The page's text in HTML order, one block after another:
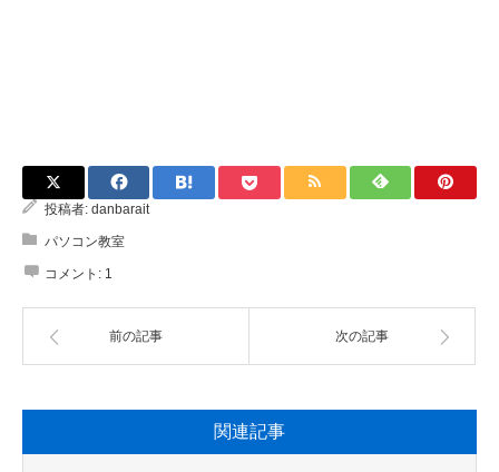
投稿者: danbarait
パソコン教室
コメント: 1
前の記事 次の記事
関連記事